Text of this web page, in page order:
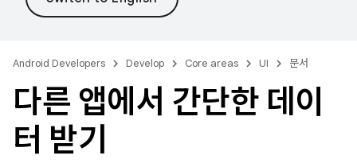
Android Developers Develop Core areas UI 문서
다른 앱에서 간단한 데이
터 받기